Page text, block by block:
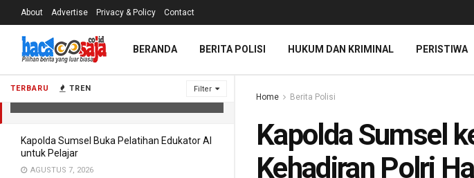
TERBARU TREN Filter
Kapolda Sumsel ke Jajaran di Lahat:
Kehadiran Polri Harus Dirasakan
Kapolda Sumsel Buka Pelatihan Edukator AI
untuk Pelajar
AGUSTUS 7, 2026
About Advertise Privacy & Policy Contact
BERANDA BERITA POLISI HUKUM DAN KRIMINAL PERISTIWA
Home Berita Polisi
Kapolda Sumsel
Kehadiran Polri